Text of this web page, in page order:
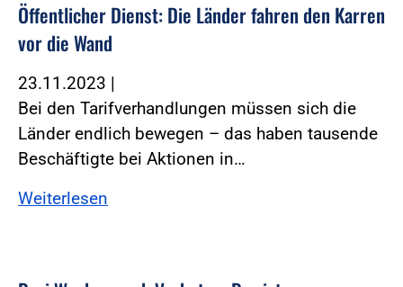
Öffentlicher Dienst: Die Länder fahren den Karren
vor die Wand
23.11.2023 |
Bei den Tarifverhandlungen müssen sich die
Länder endlich bewegen – das haben tausende
Beschäftigte bei Aktionen in…
Weiterlesen